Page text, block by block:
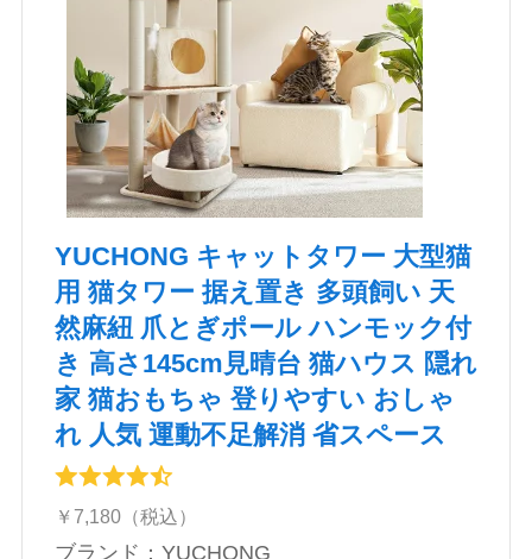
YUCHONG キャットタワー 大型猫
用 猫タワー 据え置き 多頭飼い 天
然麻紐 爪とぎポール ハンモック付
き 高さ145cm見晴台 猫ハウス 隠れ
家 猫おもちゃ 登りやすい おしゃ
れ 人気 運動不足解消 省スペース
￥7,180（税込）
ブランド：YUCHONG